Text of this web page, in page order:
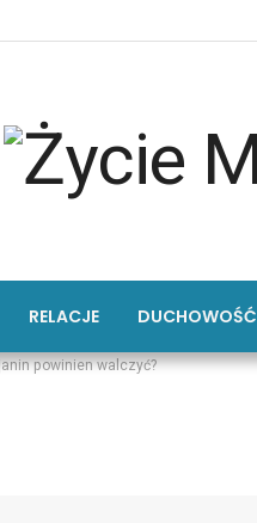
RELACJE DUCHOWOŚĆ
powinien walczyć?